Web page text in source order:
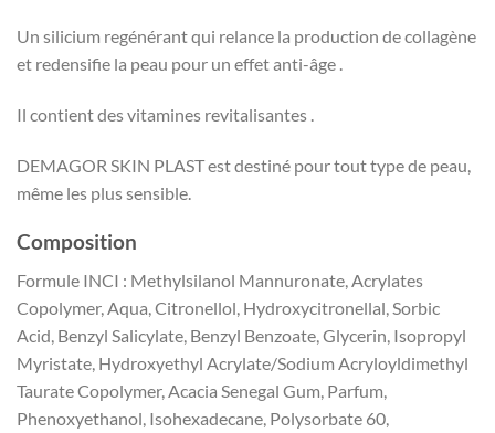
Un silicium regénérant qui relance la production de collagène
et redensifie la peau pour un effet anti-âge .
Il contient des vitamines revitalisantes .
DEMAGOR SKIN PLAST est destiné pour tout type de peau,
même les plus sensible.
Composition
Formule INCI : Methylsilanol Mannuronate, Acrylates
Copolymer, Aqua, Citronellol, Hydroxycitronellal, Sorbic
Acid, Benzyl Salicylate, Benzyl Benzoate, Glycerin, Isopropyl
Myristate, Hydroxyethyl Acrylate/Sodium Acryloyldimethyl
Taurate Copolymer, Acacia Senegal Gum, Parfum,
Phenoxyethanol, Isohexadecane, Polysorbate 60,